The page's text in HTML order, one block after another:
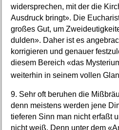
widersprechen, mit der die
Ausdruck bringt». Die
großes Gut, um
dulden». Daher ist es
korrigieren und genauer
diesem Bereich «das
weiterhin in seinem vollen
9. Sehr oft beruhen die
denn meistens werden jene
tieferen Sinn man nicht erfaßt
nicht weiß. Denn unter dem